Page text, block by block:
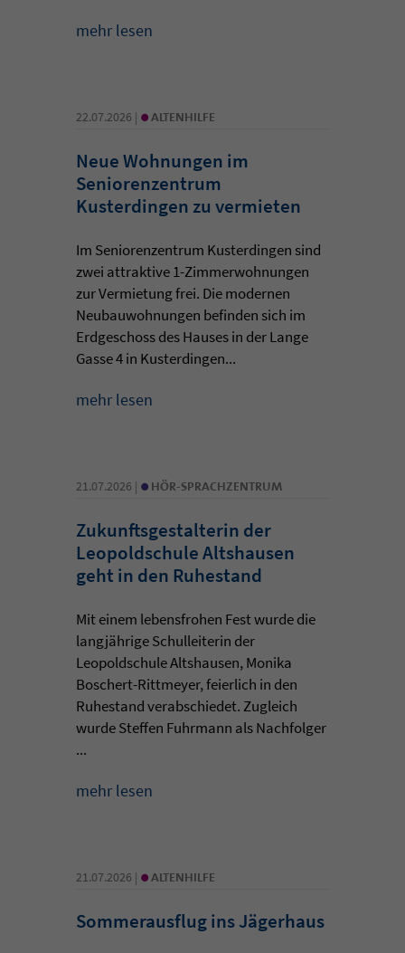
mehr lesen
22.07.2026 | • ALTENHILFE
Neue Wohnungen im
Seniorenzentrum
Kusterdingen zu vermieten
Im Seniorenzentrum Kusterdingen sind
zwei attraktive 1-Zimmerwohnungen
zur Vermietung frei. Die modernen
Neubauwohnungen befinden sich im
Erdgeschoss des Hauses in der Lange
Gasse 4 in Kusterdingen...
mehr lesen
21.07.2026 | • HÖR-SPRACHZENTRUM
Zukunftsgestalterin der
Leopoldschule Altshausen
geht in den Ruhestand
Mit einem lebensfrohen Fest wurde die
langjährige Schulleiterin der
Leopoldschule Altshausen, Monika
Boschert-Rittmeyer, feierlich in den
Ruhestand verabschiedet. Zugleich
wurde Steffen Fuhrmann als Nachfolger
...
mehr lesen
21.07.2026 | • ALTENHILFE
Sommerausflug ins Jägerhaus